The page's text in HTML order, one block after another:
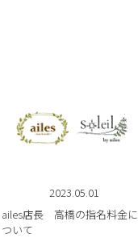
2023.05.01
ailes店長 高橋の指名料金に
ついて